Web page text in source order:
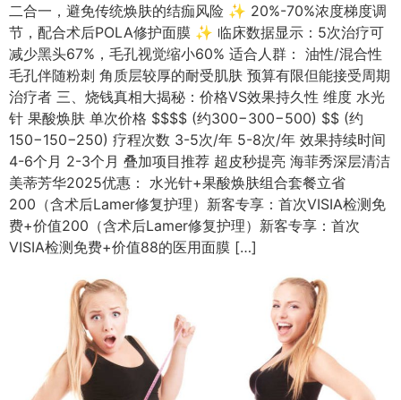
二合一，避免传统焕肤的结痂风险 ✨ 20%-70%浓度梯度调
节，配合术后POLA修护面膜 ✨ 临床数据显示：5次治疗可
减少黑头67%，毛孔视觉缩小60% 适合人群： 油性/混合性
毛孔伴随粉刺 角质层较厚的耐受肌肤 预算有限但能接受周期
治疗者 三、烧钱真相大揭秘：价格VS效果持久性 维度 水光
针 果酸焕肤 单次价格 $$$$ (约300−300−500) $$ (约
150−150−250) 疗程次数 3-5次/年 5-8次/年 效果持续时间
4-6个月 2-3个月 叠加项目推荐 超皮秒提亮 海菲秀深层清洁
美蒂芳华2025优惠： 水光针+果酸焕肤组合套餐立省
200（含术后Lamer修复护理）新客专享：首次VISIA检测免
费+价值200（含术后Lamer修复护理）新客专享：首次
VISIA检测免费+价值88的医用面膜 […]